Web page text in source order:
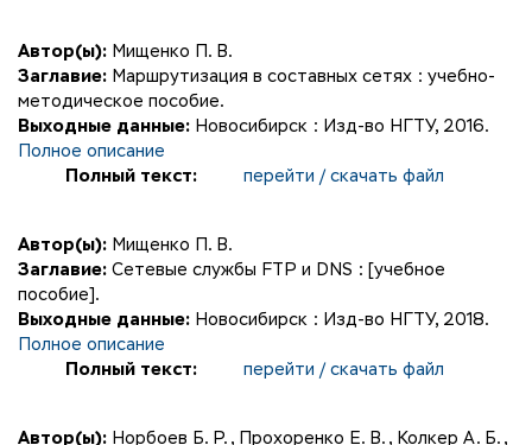
Автор(ы): Мищенко П. В.
Заглавие: Маршрутизация в составных сетях : учебно-
методическое пособие.
Выходные данные: Новосибирск : Изд-во НГТУ, 2016.
Полное описание
Полный текст:
перейти / скачать файл
Автор(ы): Мищенко П. В.
Заглавие: Сетевые службы FTP и DNS : [учебное
пособие].
Выходные данные: Новосибирск : Изд-во НГТУ, 2018.
Полное описание
Полный текст:
перейти / скачать файл
Автор(ы): Норбоев Б. Р. , Прохоренко Е. В. , Колкер А. Б. ,